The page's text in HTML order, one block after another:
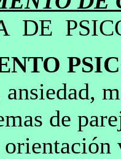
DE
de
orientación